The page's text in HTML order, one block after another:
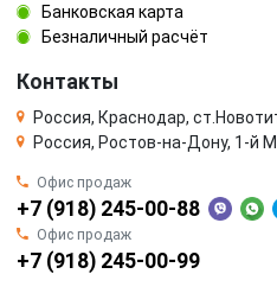
Банковская карта
Безналичный расчёт
Контакты
Россия, Краснодар,
Россия, Ростов-на-Дону, 1-й
Офис продаж
+7 (918) 245-00-88
Офис продаж
+7 (918) 245-00-99